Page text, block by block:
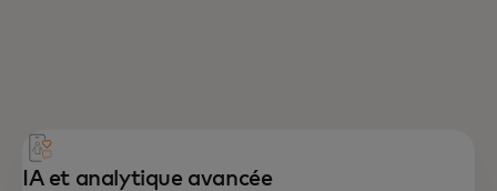
IA et analytique avancée